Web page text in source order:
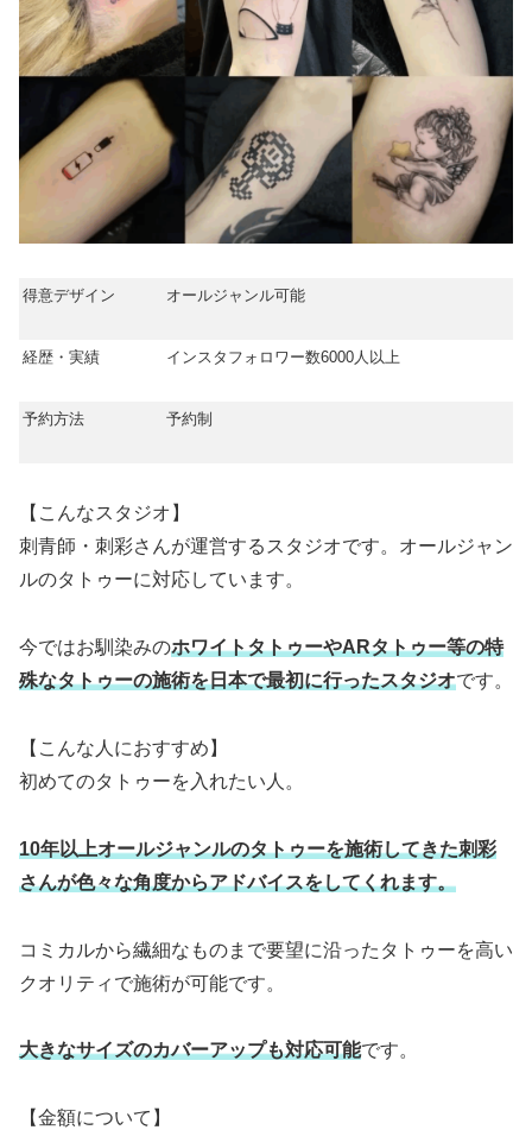
得意デザイン オールジャンル可能
経歴・実績 インスタフォロワー数6000人以上
予約方法 予約制
【こんなスタジオ】
刺青師・刺彩さんが運営するスタジオです。オールジャン
ルのタトゥーに対応しています。
今ではお馴染みのホワイトタトゥーやARタトゥー等の特
殊なタトゥーの施術を日本で最初に行ったスタジオです。
【こんな人におすすめ】
初めてのタトゥーを入れたい人。
10年以上オールジャンルのタトゥーを施術してきた刺彩
さんが色々な角度からアドバイスをしてくれます。
コミカルから繊細なものまで要望に沿ったタトゥーを高い
クオリティで施術が可能です。
大きなサイズのカバーアップも対応可能です。
【金額について】